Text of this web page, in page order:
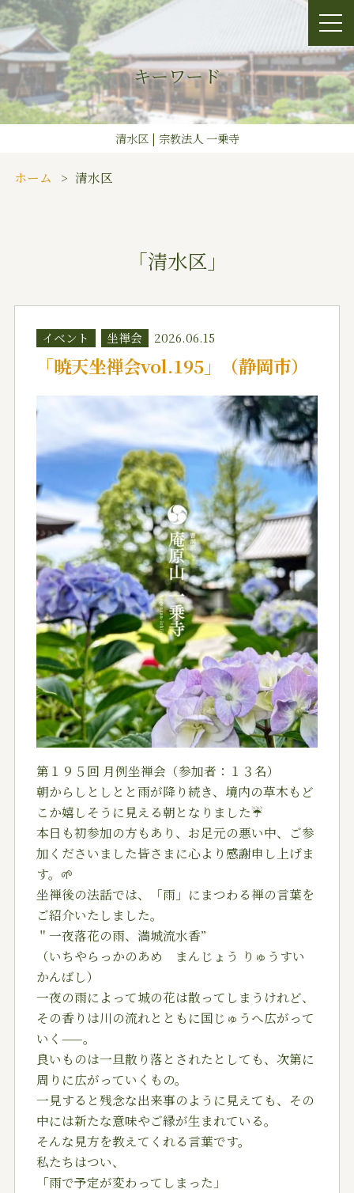
キーワード
清水区 | 宗教法人 一乗寺
ホーム 清水区
「清水区」
イベント 坐禅会 2026.06.15
「暁天坐禅会vol.195」（静岡市）
第１９５回 月例坐禅会（参加者：１３名）
朝からしとしとと雨が降り続き、境内の草木もど
こか嬉しそうに見える朝となりました☔
本日も初参加の方もあり、お足元の悪い中、ご参
加くださいました皆さまに心より感謝申し上げま
す。🌱
坐禅後の法話では、「雨」にまつわる禅の言葉を
ご紹介いたしました。
＂一夜落花の雨、満城流水香”
（いちやらっかのあめ まんじょう りゅうすい
かんばし）
一夜の雨によって城の花は散ってしまうけれど、
その香りは川の流れとともに国じゅうへ広がって
いく——。
良いものは一旦散り落とされたとしても、次第に
周りに広がっていくもの。
一見すると残念な出来事のように見えても、その
中には新たな意味やご縁が生まれている。
そんな見方を教えてくれる言葉です。
私たちはつい、
「雨で予定が変わってしまった」